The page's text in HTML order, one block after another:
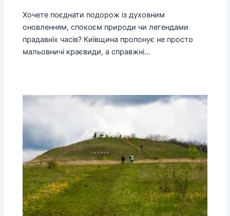
Хочете поєднати подорож із духовним
оновленням, спокоєм природи чи легендами
прадавніх часів? Київщина пропонує не просто
мальовничі краєвиди, а справжні…